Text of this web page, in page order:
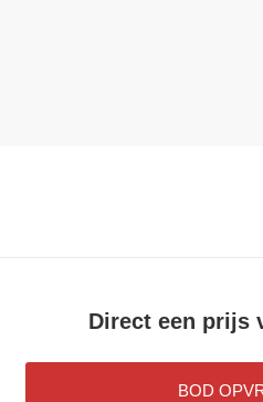
Direct een prijs
BOD